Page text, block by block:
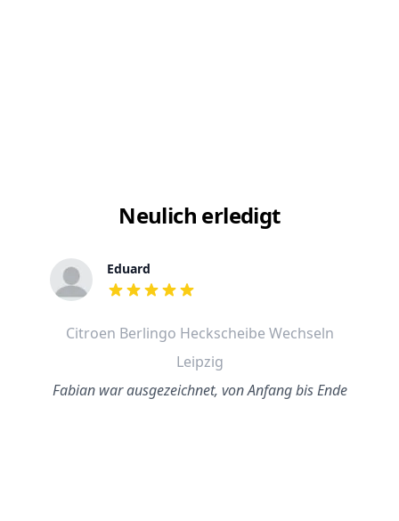
Neulich erledigt
Eduard
out of 5 stars
Citroen Berlingo Heckscheibe Wechseln
Leipzig
Fabian war ausgezeichnet, von Anfang bis Ende